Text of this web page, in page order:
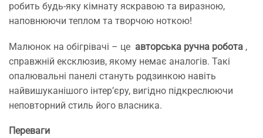
робить будь-яку кімнату яскравою та виразною,
наповнюючи теплом та творчою ноткою!
Малюнок на обігрівачі – це авторська ручна робота ,
справжній ексклюзив, якому немає аналогів. Такі
опалювальні панелі стануть родзинкою навіть
найвишуканішого інтер’єру, вигідно підкреслюючи
неповторний стиль його власника.
Переваги